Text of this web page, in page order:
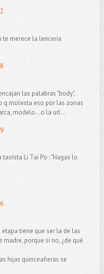
te merece la lenceria
las palabras "body",
q molesta eso por las zonas
modelo...o la url...
Li Tai Po : "Hagas lo
tiene que ser la de las
madre, porque si no, ¿de qué
hijas quinceañeras se